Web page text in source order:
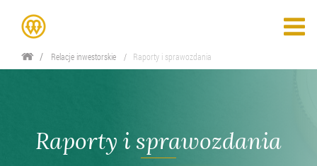
Relacje inwestorskie Raporty i sprawozdania
Raporty i sprawozdania